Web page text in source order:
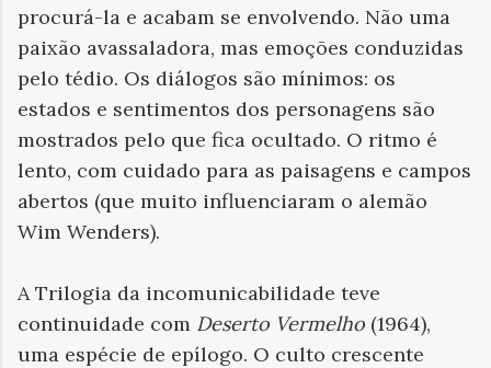
procurá-la e acabam se envolvendo. Não uma
paixão avassaladora, mas emoções conduzidas
pelo tédio. Os diálogos são mínimos: os
estados e sentimentos dos personagens são
mostrados pelo que fica ocultado. O ritmo é
lento, com cuidado para as paisagens e campos
abertos (que muito influenciaram o alemão
Wim Wenders).
A Trilogia da incomunicabilidade teve
continuidade com Deserto Vermelho (1964),
uma espécie de epílogo. O culto crescente